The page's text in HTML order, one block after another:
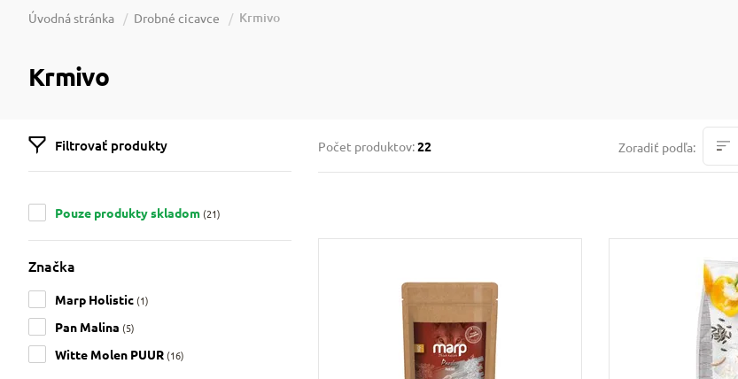
Úvodná stránka Drobné cicavce Krmivo
Krmivo
Filtrovať produkty
Pouze produkty skladom(21)
Značka
Marp Holistic(1)
Pan Malina (5)
Witte Molen PUUR(16)
Zoradiť podľa:
Počet produktov:22